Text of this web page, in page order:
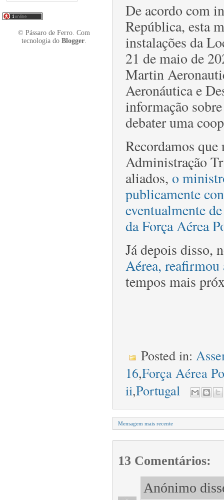
© Pássaro de Ferro. Com
tecnologia do Blogger.
De acordo com
República, esta
instalações da
21 de maio de
Martin
Aeronáutica e
informação
debater uma
Recordamos
Administração
aliados, o
publicamente
eventualmente
da Força Aérea
Já depois disso,
Aérea,
tempos mais
Posted in:
16,Força Aérea
ii,Portugal
Mensagem mais recente
13 Comentários:
Anónimo